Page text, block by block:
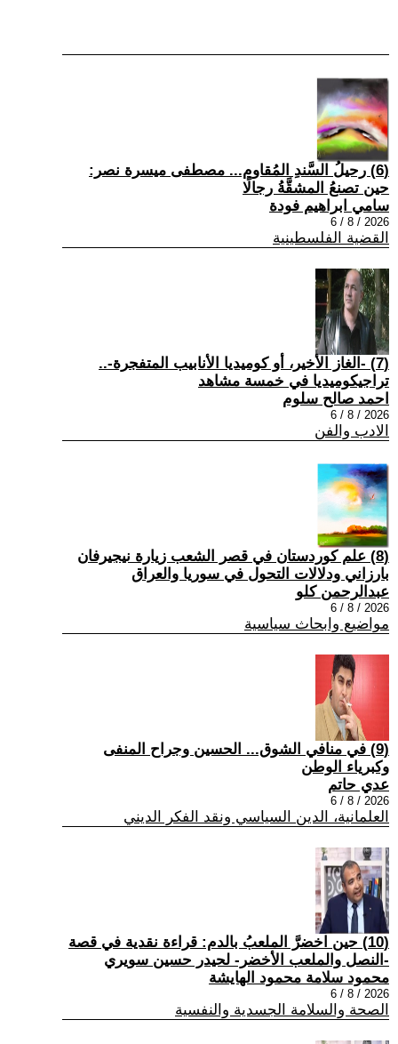
(6) رحيلُ السَّندِ المُقاوم... مصطفى ميسرة نصر:
حين تصنعُ المشقَّةُ رجالًا
سامي ابراهيم فودة
2026 / 8 / 6
القضية الفلسطينية
(7) -الغاز الأخير، أو كوميديا الأنابيب المتفجرة-..
تراجيكوميديا في خمسة مشاهد
احمد صالح سلوم
2026 / 8 / 6
الادب والفن
(8) علم كوردستان في قصر الشعب زيارة نيجيرفان
بارزاني ودلالات التحول في سوريا والعراق
عبدالرحمن كلو
2026 / 8 / 6
مواضيع وابحاث سياسية
(9) في منافي الشوق... الحسين وجراح المنفى
وكبرياء الوطن
عدي حاتم
2026 / 8 / 6
العلمانية، الدين السياسي ونقد الفكر الديني
(10) حين اخضرَّ الملعبُ بالدم: قراءة نقدية في قصة
-النصل والملعب الأخضر- لحيدر حسين سويري
محمود سلامة محمود الهايشة
2026 / 8 / 6
الصحة والسلامة الجسدية والنفسية